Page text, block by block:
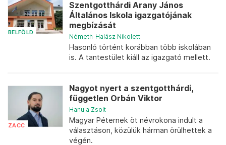
BELFÖLD
Szentgotthárdi Arany János
Általános Iskola igazgatójának
megbízását
Németh-Halász Nikolett
Hasonló történt korábban több iskolában
is. A tantestület kiáll az igazgató mellett.
ZACC
Nagyot nyert a szentgotthárdi,
független Orbán Viktor
Hanula Zsolt
Magyar Péternek öt névrokona indult a
választáson, közülük hárman örülhettek a
végén.